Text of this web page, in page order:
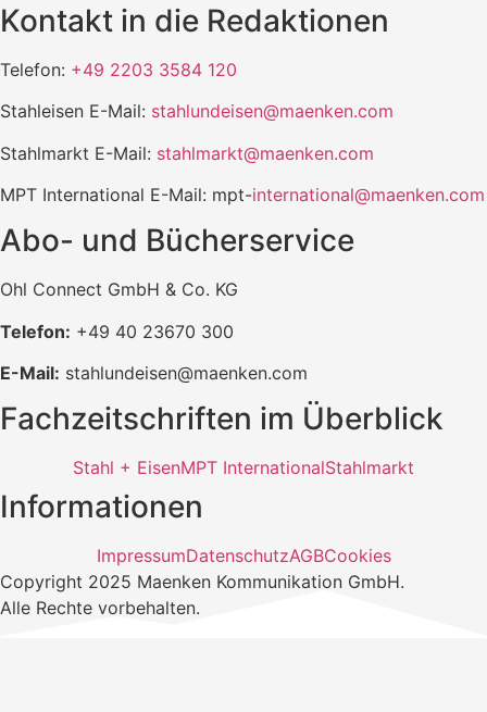
Kontakt in die Redaktionen
Telefon: +49 2203 3584 120
Stahleisen E-Mail: stahlundeisen@maenken.com
Stahlmarkt E-Mail: stahlmarkt@maenken.com
MPT International E-Mail: mpt-international@maenken.com
Abo- und Bücherservice
Ohl Connect GmbH & Co. KG
Telefon: +49 40 23670 300
E-Mail: stahlundeisen@maenken.com
Fachzeitschriften im Überblick
Stahl + EisenMPT InternationalStahlmarkt
Informationen
ImpressumDatenschutzAGBCookies
Copyright 2025 Maenken Kommunikation GmbH.
Alle Rechte vorbehalten.